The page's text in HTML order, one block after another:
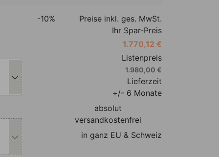
Produkt individuell anpassen
Produkt individuell anpassen
-10%
Preise inkl. ges. MwSt.
Ihr Spar-Preis
1.770,12 €
Listenpreis
1.980,00 €
Lieferzeit
+/- 6 Monate
absolut
versandkostenfrei
in ganz EU & Schweiz